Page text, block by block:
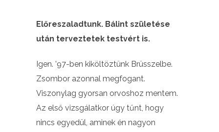
Előreszaladtunk. Bálint születése
után terveztetek testvért is.
Igen. ’97-ben kiköltöztünk Brüsszelbe.
Zsombor azonnal megfogant.
Viszonylag gyorsan orvoshoz mentem.
Az első vizsgálatkor úgy tűnt, hogy
nincs egyedül, aminek én nagyon